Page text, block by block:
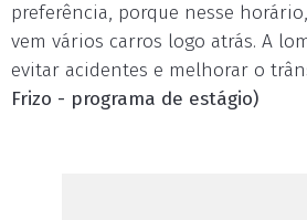
preferência, porque nesse
vem vários carros logo atrás. A
evitar acidentes e melhorar o
Frizo - programa de estágio)